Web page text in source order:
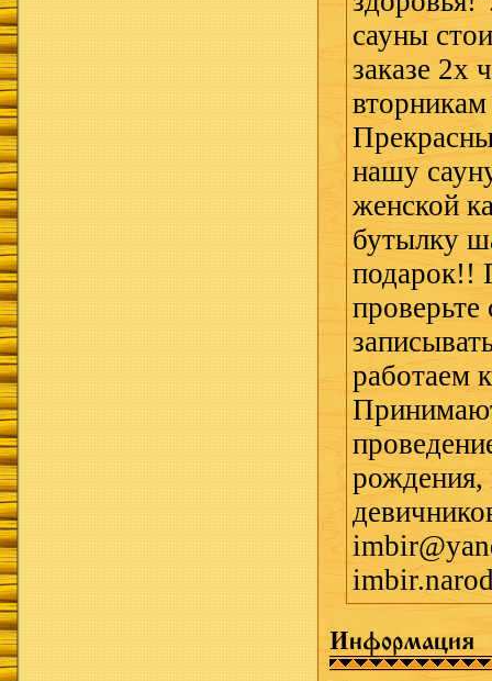
сауны
заказе 2х
нашу
женской
бутылку
подарок!!
работаем
рождения,
Информация